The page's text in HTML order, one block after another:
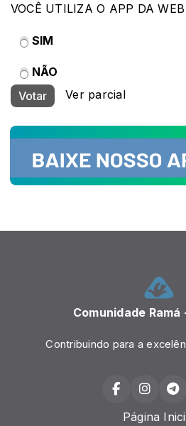
VOCÊ UTILIZA O APP DA
SIM
NÃO
Votar
Ver parcial
Comunidade Ramá
Contribuindo para a
Página